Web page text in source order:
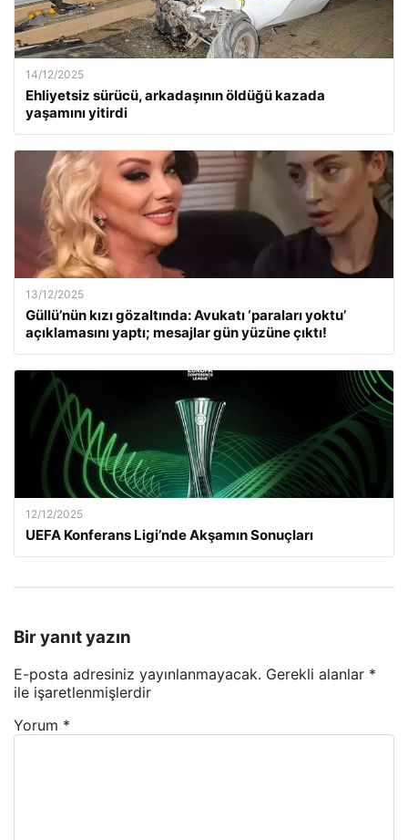
14/12/2025
Ehliyetsiz sürücü, arkadaşının öldüğü kazada
yaşamını yitirdi
13/12/2025
Güllü’nün kızı gözaltında: Avukatı ‘paraları yoktu’
açıklamasını yaptı; mesajlar gün yüzüne çıktı!
12/12/2025
UEFA Konferans Ligi’nde Akşamın Sonuçları
Bir yanıt yazın
E-posta adresiniz yayınlanmayacak. Gerekli alanlar *
ile işaretlenmişlerdir
Yorum *